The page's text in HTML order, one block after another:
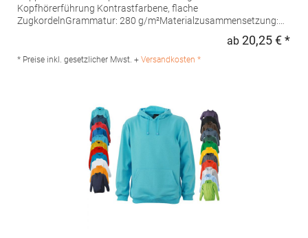
Kopfhörerführung Kontrastfarbene, flache
ZugkordelnGrammatur: 280 g/m²Materialzusammensetzung:
Baumwolle / 48% Polyester), (Heather Grey: 75% Baumwolle /
25% Polyester)Angaben zur Produktsicherheit: Herst.-Nr.: JH003
ab 20,25 € *
* Preise inkl. gesetzlicher Mwst. + Versandkosten *